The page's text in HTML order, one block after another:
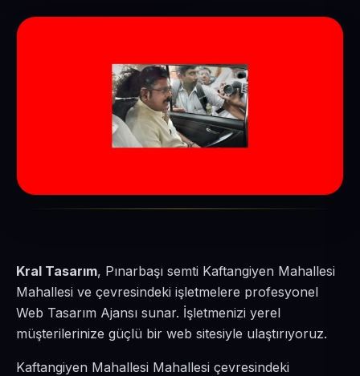
Kral Tasarım, Pınarbaşı semti Kaftangiyen Mahallesi
Mahallesi ve çevresindeki işletmelere profesyonel
Web Tasarım Ajansı sunar. İşletmenizi yerel
müşterilerinize güçlü bir web sitesiyle ulaştırıyoruz.
Kaftangiyen Mahallesi Mahallesi çevresindeki